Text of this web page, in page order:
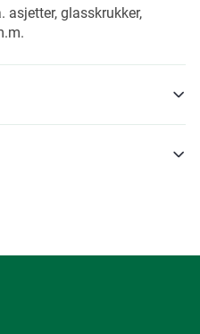
glasskrukker,